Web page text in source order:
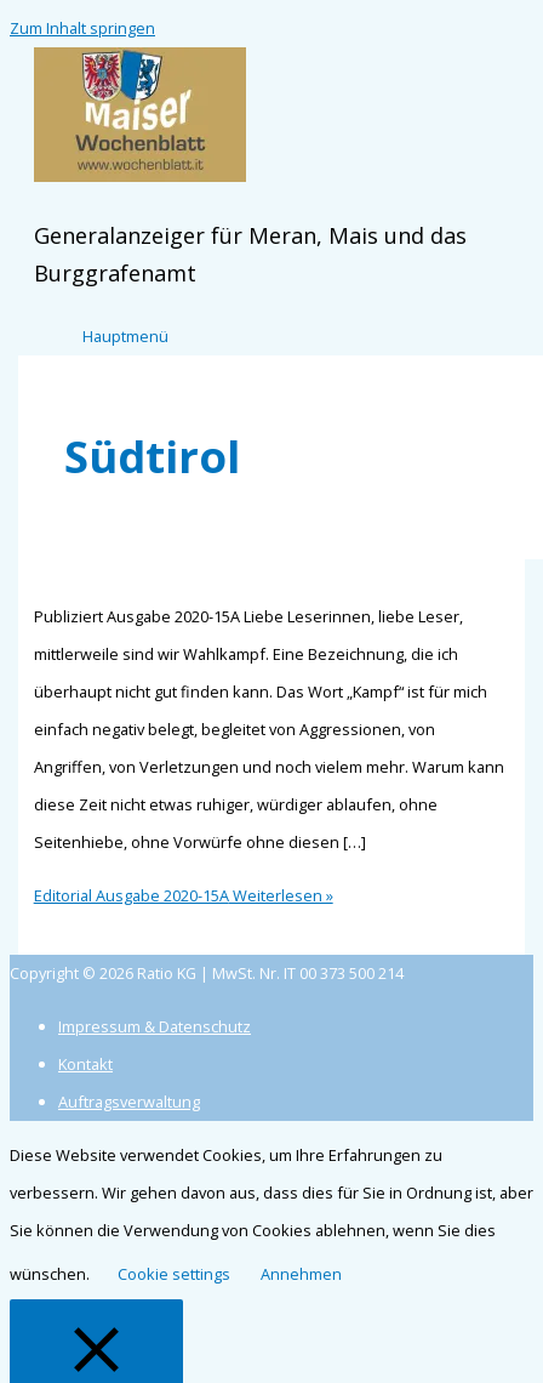
Zum Inhalt springen
Generalanzeiger für Meran, Mais und das
Burggrafenamt
Hauptmenü
Südtirol
Publiziert Ausgabe 2020-15A Liebe Leserinnen, liebe Leser,
mittlerweile sind wir Wahlkampf. Eine Bezeichnung, die ich
überhaupt nicht gut finden kann. Das Wort „Kampf“ ist für mich
einfach negativ belegt, begleitet von Aggressionen, von
Angriffen, von Verletzungen und noch vielem mehr. Warum kann
diese Zeit nicht etwas ruhiger, würdiger ablaufen, ohne
Seitenhiebe, ohne Vorwürfe ohne diesen […]
Editorial Ausgabe 2020-15AWeiterlesen »
Copyright © 2026 Ratio KG | MwSt. Nr. IT 00 373 500 214
Impressum & Datenschutz
Kontakt
Auftragsverwaltung
Diese Website verwendet Cookies, um Ihre Erfahrungen zu
verbessern. Wir gehen davon aus, dass dies für Sie in Ordnung ist, aber
Sie können die Verwendung von Cookies ablehnen, wenn Sie dies
wünschen.
Cookie settings Annehmen